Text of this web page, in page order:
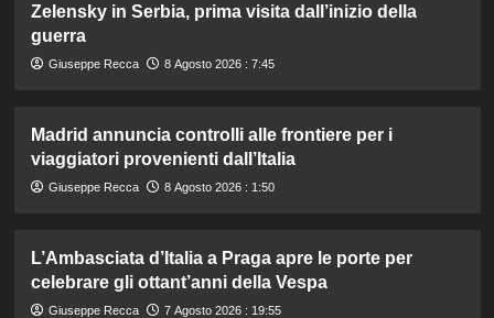
Zelensky in Serbia, prima visita dall’inizio della
guerra
Giuseppe Recca 8 Agosto 2026 : 7:45
Madrid annuncia controlli alle frontiere per i
viaggiatori provenienti dall’Italia
Giuseppe Recca 8 Agosto 2026 : 1:50
L’Ambasciata d’Italia a Praga apre le porte per
celebrare gli ottant’anni della Vespa
Giuseppe Recca 7 Agosto 2026 : 19:55